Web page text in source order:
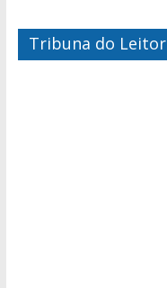
Tribuna do Leitor